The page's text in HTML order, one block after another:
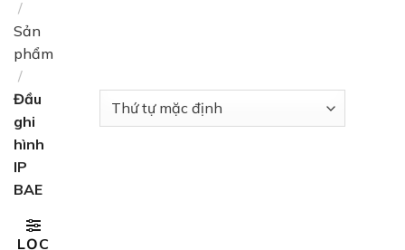
/
Sản
phẩm
/
Đầu
ghi
hình
IP
BAE
LỌC